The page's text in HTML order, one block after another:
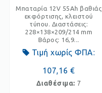
Μπαταρία 12V 55Ah βαθιάς
εκφόρτισης, κλειστού
τύπου. Διαστάσεις:
228×138×209/214 mm
Βάρος: 16,9...
Τιμή χωρίς ΦΠΑ:
107,16 €
Διαθέσιμα: 7